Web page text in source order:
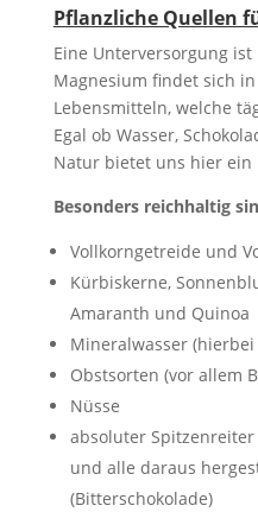
Pflanzliche Quellen
Eine Unterversorgung
Magnesium findet sich
Lebensmitteln, welche
Egal ob Wasser,
Natur bietet uns hier ein
Besonders reichhaltig
Vollkorngetreide und
Kürbiskerne,
Amaranth und Quinoa
Mineralwasser
Obstsorten (vor allem
Nüsse
absoluter
und alle daraus
(Bitterschokolade)